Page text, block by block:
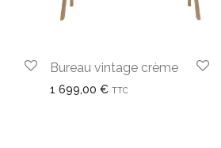
Bureau vintage crème
1 699,00 € TTC